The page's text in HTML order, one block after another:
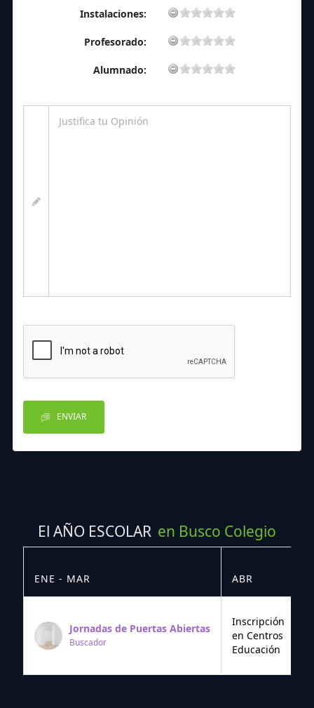
Instalaciones:
Profesorado:
Alumnado:
ENVIAR
El AÑO ESCOLAR en Busco Colegio
ENE - MAR ABR
Jornadas de Puertas Abiertas
Buscador
Inscripción
en Centros
Educación